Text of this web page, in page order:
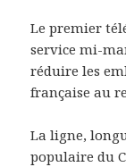
Le premier
service mi-
réduire les
française au
La ligne,
populaire du